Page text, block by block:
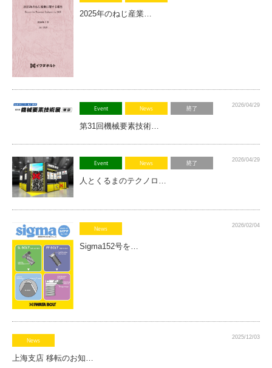
2025年のねじ産業…
Event News 終了
2026/04/29
第31回機械要素技術…
Event News 終了
2026/04/29
人とくるまのテクノロ…
News
2026/02/04
Sigma152号を…
News
2025/12/03
上海支店 移転のお知…